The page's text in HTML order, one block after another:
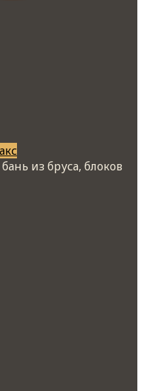
из бруса, блоков